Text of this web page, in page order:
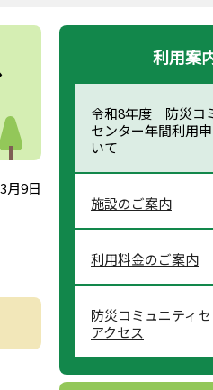
月9日
利用案
令和8年度 防災コ
センター年間利用
いて
施設のご案内
利用料金のご案内
防災コミュニティ
アクセス